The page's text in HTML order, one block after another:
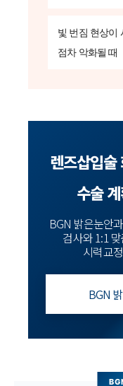
빛 번짐 현상이
점차 악화될 때
렌즈삽입술
수술
BGN 밝은눈안
검사와 1:1
시력교
BGN